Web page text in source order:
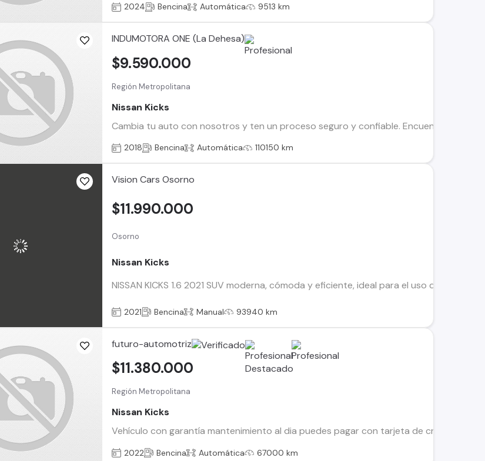
2024 Bencina Automática 9513 km
INDUMOTORA ONE (La Dehesa)
Región Metropolitana
Nissan Kicks
Cambia tu auto con nosotros y ten un proceso seguro y confiable. Encuentra el ideal
$9.590.000
2018 Bencina Automática 110150 km
Vision Cars Osorno
Osorno
Nissan Kicks
NISSAN KICKS 1.6 2021 SUV moderna, cómoda y eficiente, ideal para el uso diario y
$11.990.000
2021 Bencina Manual 93940 km
futuro-automotriz
Región Metropolitana
Nissan Kicks
Vehículo con garantía mantenimiento al dia puedes pagar con tarjeta de credito
$11.380.000
2022 Bencina Automática 67000 km